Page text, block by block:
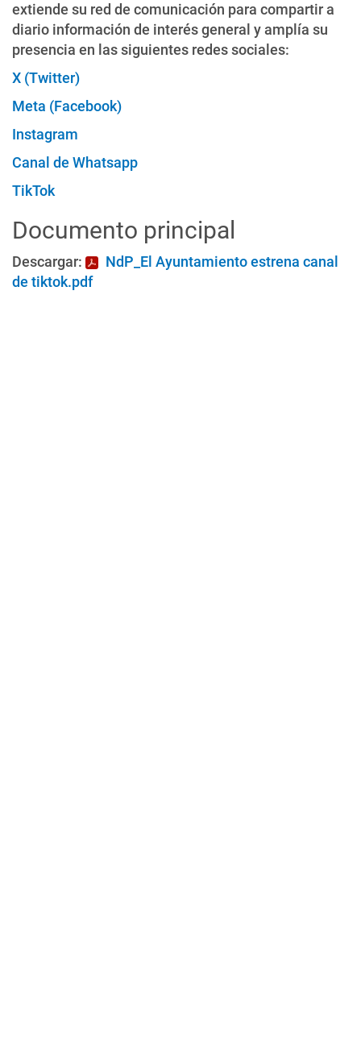
extiende su red de comunicación para compartir a
diario información de interés general y amplía su
presencia en las siguientes redes sociales:
X (Twitter)
Meta (Facebook)
Instagram
Canal de Whatsapp
TikTok
Documento principal
Descargar:
NdP_El Ayuntamiento estrena canal
de tiktok.pdf